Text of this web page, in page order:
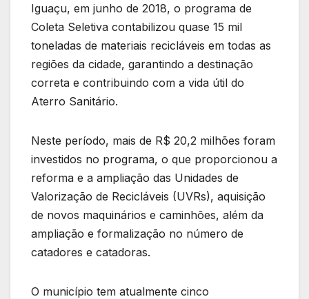
Iguaçu, em junho de 2018, o programa de
Coleta Seletiva contabilizou quase 15 mil
toneladas de materiais recicláveis em todas as
regiões da cidade, garantindo a destinação
correta e contribuindo com a vida útil do
Aterro Sanitário.
Neste período, mais de R$ 20,2 milhões foram
investidos no programa, o que proporcionou a
reforma e a ampliação das Unidades de
Valorização de Recicláveis (UVRs), aquisição
de novos maquinários e caminhões, além da
ampliação e formalização no número de
catadores e catadoras.
O município tem atualmente cinco